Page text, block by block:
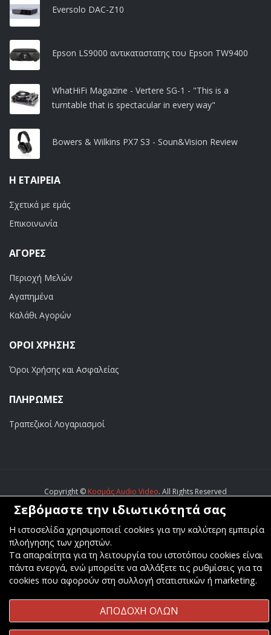
Eversolo DAC-Z10
Epson LS9000 αντικαταστατης του Epson TW9400
WhatHiFi Magazine - Vertere SG-1 - "This is a
turntable that is spectacular in every way"
Bowers & Wilkins PX7 S3 - Soun&Vision Review
Η ΕΤΑΙΡΕΊΑ
Σχετικά με εμάς
Επικοινωνία
ΑΓΟΡΈΣ
Περιοχή Μελών
Αγαπημένα
Καλάθι Αγορών
ΟΡΟΙ ΧΡΗΣΗΣ
Όροι Χρήσης και Ασφαλείας
ΠΛΗΡΩΜΕΣ
Τραπεζικοί Λογαριασμοί
Copyright © Κοσμάς Audio Video. All Rights Reserved
Κατασκευή & ΦιλοξενίαKomvos.gr
Σεβόμαστε την ιδιωτικότητά σας
Η ιστοσελίδα χρησιμοποιεί cookies για την καλύτερη εμπειρία
πλοήγησης των χρηστών.
Τα απαραίτητα για τη λειτουργία του ιστοτόπου cookies είναι
πάντα ενεργά, ενώ μπορείτε να αλλάξετε τις ρυθμίσεις για τα
cookies που αφορούν στη συλλογή στατιστικών ή marketing.
ΑΠΟΔΟΧΗ ΟΛΩΝ